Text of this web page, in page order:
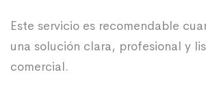
Este servicio es recomendable
una solución clara, profesional y
comercial.